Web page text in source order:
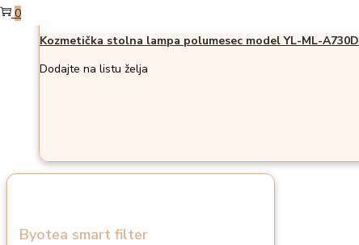
0
Kozmetička stolna lampa polumesec model YL-ML-A730D
Dodajte na listu želja
Byotea smart filter